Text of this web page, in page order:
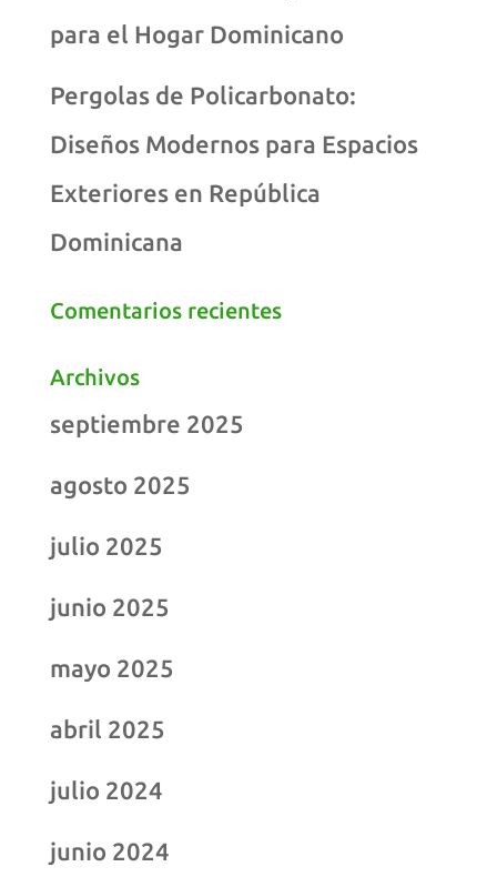
para el Hogar Dominicano
Pergolas de Policarbonato:
Diseños Modernos para Espacios
Exteriores en República
Dominicana
Comentarios recientes
Archivos
septiembre 2025
agosto 2025
julio 2025
junio 2025
mayo 2025
abril 2025
julio 2024
junio 2024